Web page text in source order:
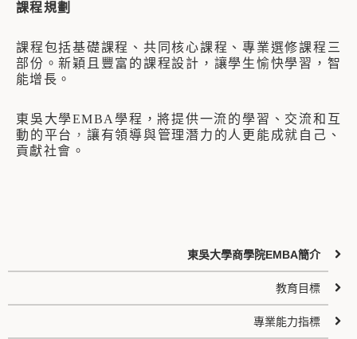
課程規劃
課程包括基礎課程、共同核心課程、專業選修課程三
部份。新穎且豐富的課程設計，讓學生愉快學習，智
能增長。
東吳大學EMBA 學程，將提供一流的學習、交流和互
動的平台 ， 讓有領導與管理潛力的人更能成就自己、
貢獻社會。
東吳大學商學院EMBA簡介
教育目標
專業能力指標